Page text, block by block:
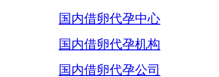
国内借卵代孕中心
国内借卵代孕机构
国内借卵代孕公司